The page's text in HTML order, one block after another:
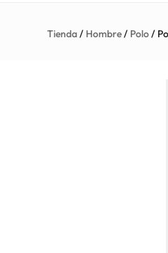
Tienda/ Hombre/ Polo/